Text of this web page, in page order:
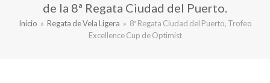
de la 8ª Regata Ciudad del Puerto.
Inicio » Regata de Vela Ligera » 8ª Regata Ciudad del Puerto, Trofeo
Excellence Cup de Optimist